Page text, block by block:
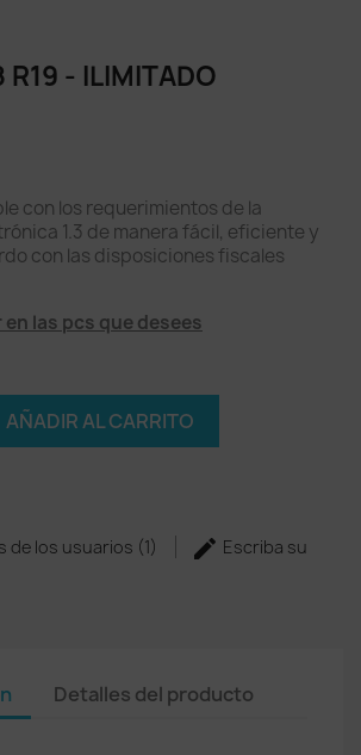
R19 - ILIMITADO
con los requerimientos de la
1.3 de manera fácil, eficiente y
con las disposiciones fiscales
las pcs que desees
AÑADIR AL CARRITO
de los usuarios (1)
Escriba su
Detalles del producto